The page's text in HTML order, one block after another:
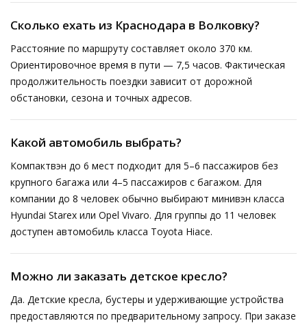
Сколько ехать из Краснодара в Волковку?
Расстояние по маршруту составляет около 370 км.
Ориентировочное время в пути — 7,5 часов. Фактическая
продолжительность поездки зависит от дорожной
обстановки, сезона и точных адресов.
Какой автомобиль выбрать?
Компактвэн до 6 мест подходит для 5–6 пассажиров без
крупного багажа или 4–5 пассажиров с багажом. Для
компании до 8 человек обычно выбирают минивэн класса
Hyundai Starex или Opel Vivaro. Для группы до 11 человек
доступен автомобиль класса Toyota Hiace.
Можно ли заказать детское кресло?
Да. Детские кресла, бустеры и удерживающие устройства
предоставляются по предварительному запросу. При заказе